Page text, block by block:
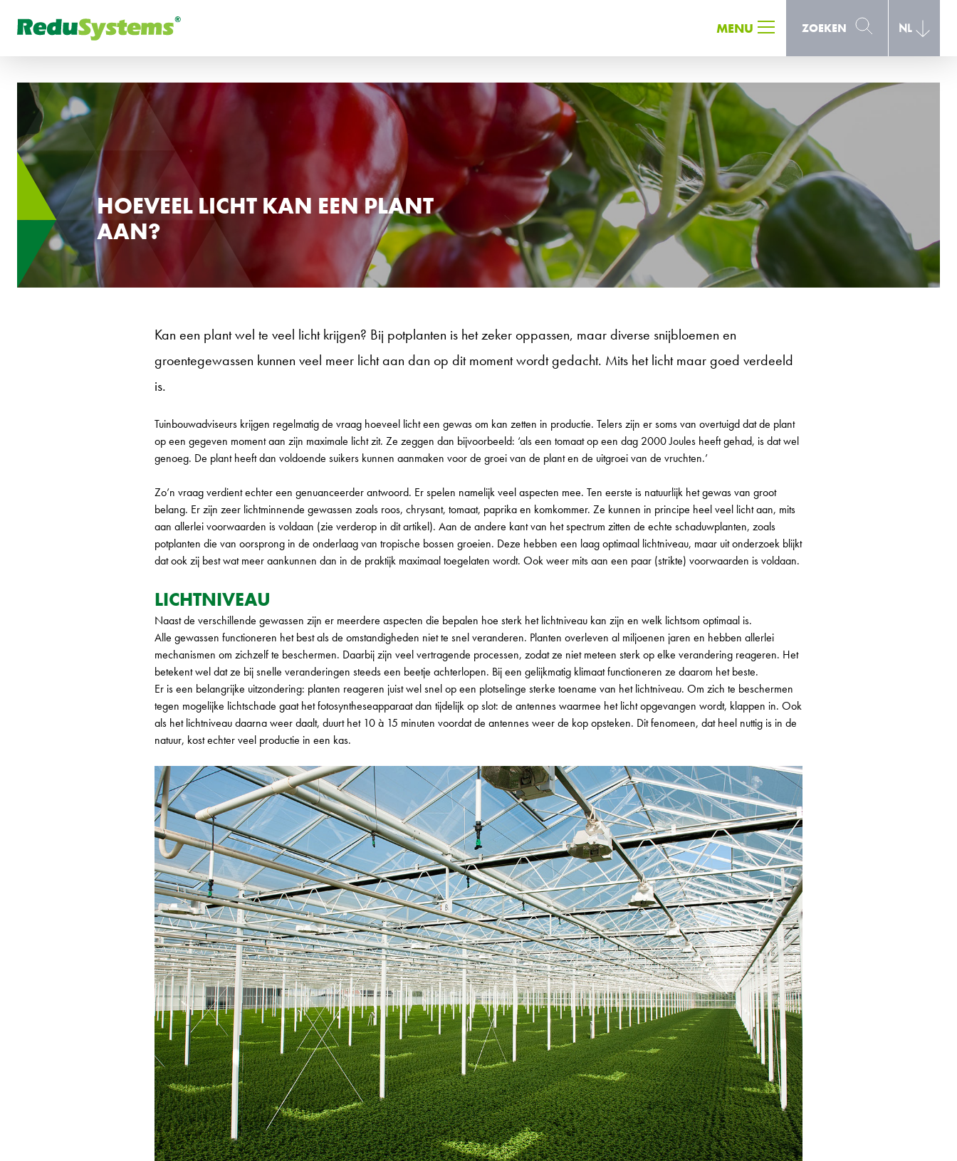
MENU ZOEKEN NL
Waar bent u naar op zoek? ZOEKEN
HOEVEEL LICHT KAN EEN PLANT
AAN?
Kan een plant wel te veel licht krijgen? Bij potplanten is het zeker oppassen, maar diverse snijbloemen en
groentegewassen kunnen veel meer licht aan dan op dit moment wordt gedacht. Mits het licht maar goed verdeeld
is.
Tuinbouwadviseurs krijgen regelmatig de vraag hoeveel licht een gewas om kan zetten in productie. Telers zijn er soms van overtuigd dat de plant
op een gegeven moment aan zijn maximale licht zit. Ze zeggen dan bijvoorbeeld: ‘als een tomaat op een dag 2000 Joules heeft gehad, is dat wel
genoeg. De plant heeft dan voldoende suikers kunnen aanmaken voor de groei van de plant en de uitgroei van de vruchten.’
Zo’n vraag verdient echter een genuanceerder antwoord. Er spelen namelijk veel aspecten mee. Ten eerste is natuurlijk het gewas van groot
belang. Er zijn zeer lichtminnende gewassen zoals roos, chrysant, tomaat, paprika en komkommer. Ze kunnen in principe heel veel licht aan, mits
aan allerlei voorwaarden is voldaan (zie verderop in dit artikel). Aan de andere kant van het spectrum zitten de echte schaduwplanten, zoals
potplanten die van oorsprong in de onderlaag van tropische bossen groeien. Deze hebben een laag optimaal lichtniveau, maar uit onderzoek blijkt
dat ook zij best wat meer aankunnen dan in de praktijk maximaal toegelaten wordt. Ook weer mits aan een paar (strikte) voorwaarden is voldaan.
LICHTNIVEAU
Naast de verschillende gewassen zijn er meerdere aspecten die bepalen hoe sterk het lichtniveau kan zijn en welk lichtsom optimaal is.
Alle gewassen functioneren het best als de omstandigheden niet te snel veranderen. Planten overleven al miljoenen jaren en hebben allerlei
mechanismen om zichzelf te beschermen. Daarbij zijn veel vertragende processen, zodat ze niet meteen sterk op elke verandering reageren. Het
betekent wel dat ze bij snelle veranderingen steeds een beetje achterlopen. Bij een gelijkmatig klimaat functioneren ze daarom het beste.
Er is een belangrijke uitzondering: planten reageren juist wel snel op een plotselinge sterke toename van het lichtniveau. Om zich te beschermen
tegen mogelijke lichtschade gaat het fotosyntheseapparaat dan tijdelijk op slot: de antennes waarmee het licht opgevangen wordt, klappen in. Ook
als het lichtniveau daarna weer daalt, duurt het 10 à 15 minuten voordat de antennes weer de kop opsteken. Dit fenomeen, dat heel nuttig is in de
natuur, kost echter veel productie in een kas.